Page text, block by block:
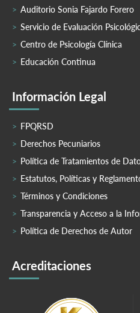
Auditorio Sonia Fajardo Forero
Servicio de Evaluación
Centro de Psicología Clínica
Educación Continua
Información Legal
FPQRSD
Derechos Pecuniarios
Política de Tratamientos de
Estatutos, Políticas y
Términos y Condiciones
Transparencia y Acceso a la
Política de Derechos de Autor
Acreditaciones